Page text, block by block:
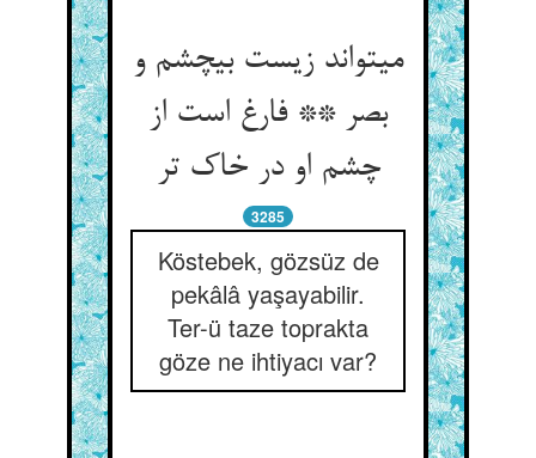
می‏تواند زیست بی‏چشم و
بصر ** فارغ است از
چشم او در خاک تر
3285
Köstebek, gözsüz de
pekâlâ yaşayabilir.
Ter-ü taze toprakta
göze ne ihtiyacı var?